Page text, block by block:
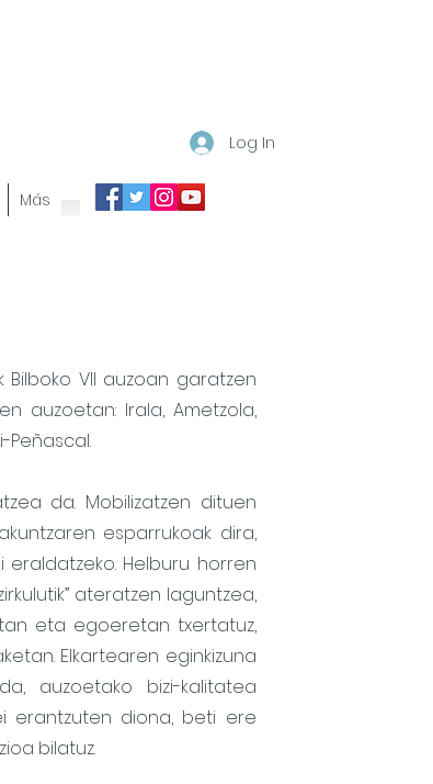
Log In
Más
VII auzoan garatzen
auzoetan: Irala, Ametzola,
Peñascal.
da. Mobilizatzen dituen
esparrukoak dira,
eraldatzeko. Helburu horren
ateratzen laguntzea,
eta egoeretan txertatuz,
Elkartearen eginkizuna
auzoetako bizi-kalitatea
erantzuten diona, beti ere
bilatuz.